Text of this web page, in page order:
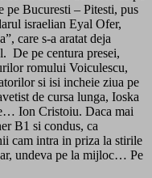
pe Bucuresti – Pitesti, pus
israelian Eyal Ofer,
care s-a aratat deja
De pe centura presei,
romului Voiculescu,
si isi incheie ziua pe
de cursa lunga, Ioska
Ion Cristoiu. Daca mai
B1 si condus, ca
cam intra in priza la stirile
undeva pe la mijloc… Pe